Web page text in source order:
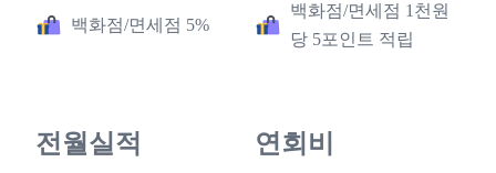
백화점/면세점 5%
백화점/면세점 1천원
당 5포인트 적립
전월실적 연회비